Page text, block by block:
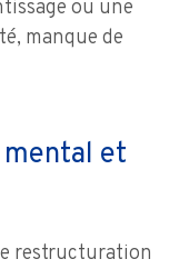
ou une
manque de
et
restructuration